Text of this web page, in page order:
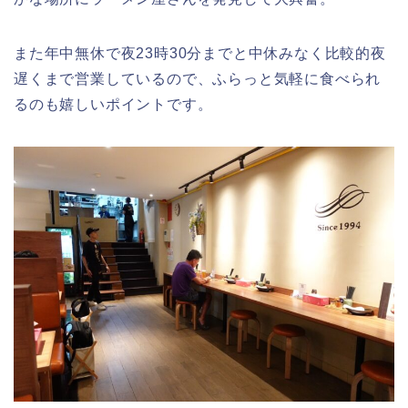
また年中無休で夜23時30分までと中休みなく比較的夜
遅くまで営業しているので、ふらっと気軽に食べられ
るのも嬉しいポイントです。